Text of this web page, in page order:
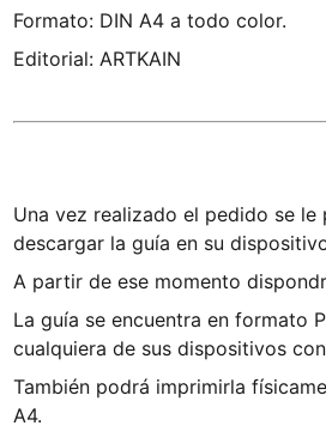
Formato: DIN A4 a todo color.
Editorial: ARTKAIN
Una vez realizado el pedido se
descargar la guía en su
A partir de ese momento
La guía se encuentra en formato
cualquiera de sus dispositivos
También podrá imprimirla
A4.